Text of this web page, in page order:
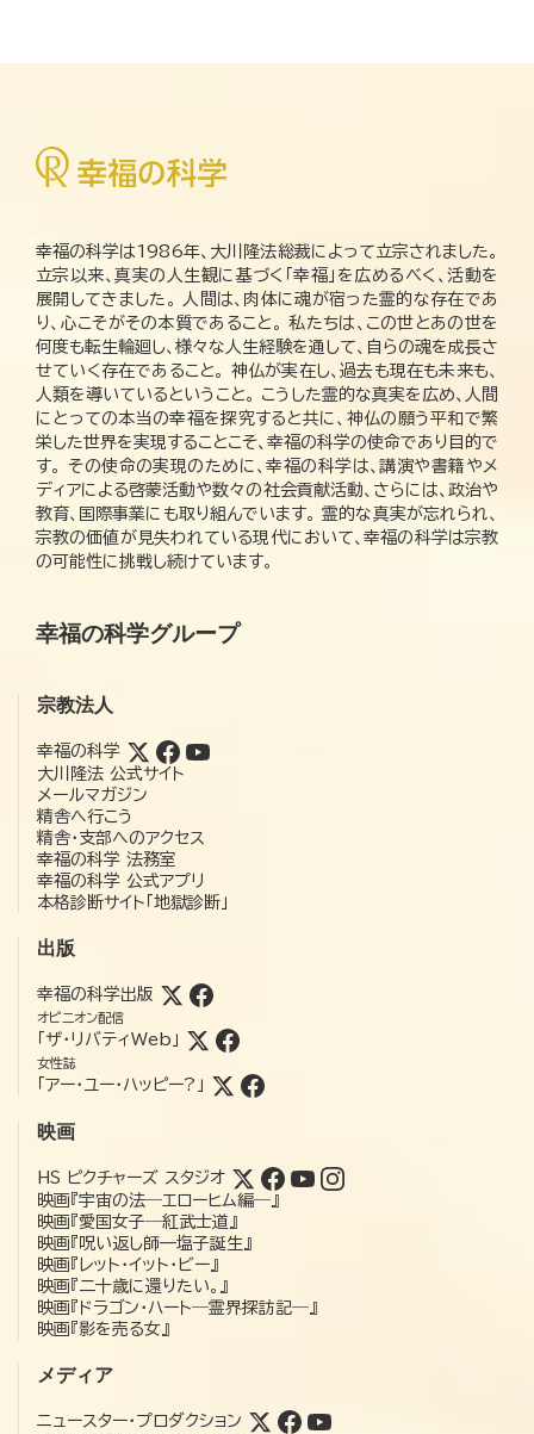
幸福の科学は1986年、大川隆法総裁によって立宗されました。
立宗以来、真実の人生観に基づく「幸福」を広めるべく、活動を
展開してきました。 人間は、肉体に魂が宿った霊的な存在であ
り、心こそがその本質であること。 私たちは、この世とあの世を
何度も転生輪廻し、様々な人生経験を通して、自らの魂を成長さ
せていく存在であること。 神仏が実在し、過去も現在も未来も、
人類を導いているということ。 こうした霊的な真実を広め、人間
にとっての本当の幸福を探究すると共に、神仏の願う平和で繁
栄した世界を実現することこそ、幸福の科学の使命であり目的で
す。 その使命の実現のために、幸福の科学は、講演や書籍やメ
ディアによる啓蒙活動や数々の社会貢献活動、さらには、政治や
教育、国際事業にも取り組んでいます。 霊的な真実が忘れられ、
宗教の価値が見失われている現代において、幸福の科学は宗教
の可能性に挑戦し続けています。
幸福の科学グループ
宗教法人
幸福の科学
大川隆法 公式サイト
メールマガジン
精舎へ行こう
精舎・支部へのアクセス
幸福の科学 法務室
幸福の科学 公式アプリ
本格診断サイト「地獄診断」
出版
幸福の科学出版
オピニオン配信
「ザ・リバティWeb」
女性誌
「アー・ユー・ハッピー?」
映画
HS ピクチャーズ スタジオ
映画『宇宙の法―エローヒム編―』
映画『愛国女子―紅武士道』
映画『呪い返し師—塩子誕生』
映画『レット・イット・ビー』
映画『二十歳に還りたい。』
映画『ドラゴン・ハート―霊界探訪記―』
映画『影を売る女』
メディア
ニュースター・プロダクション